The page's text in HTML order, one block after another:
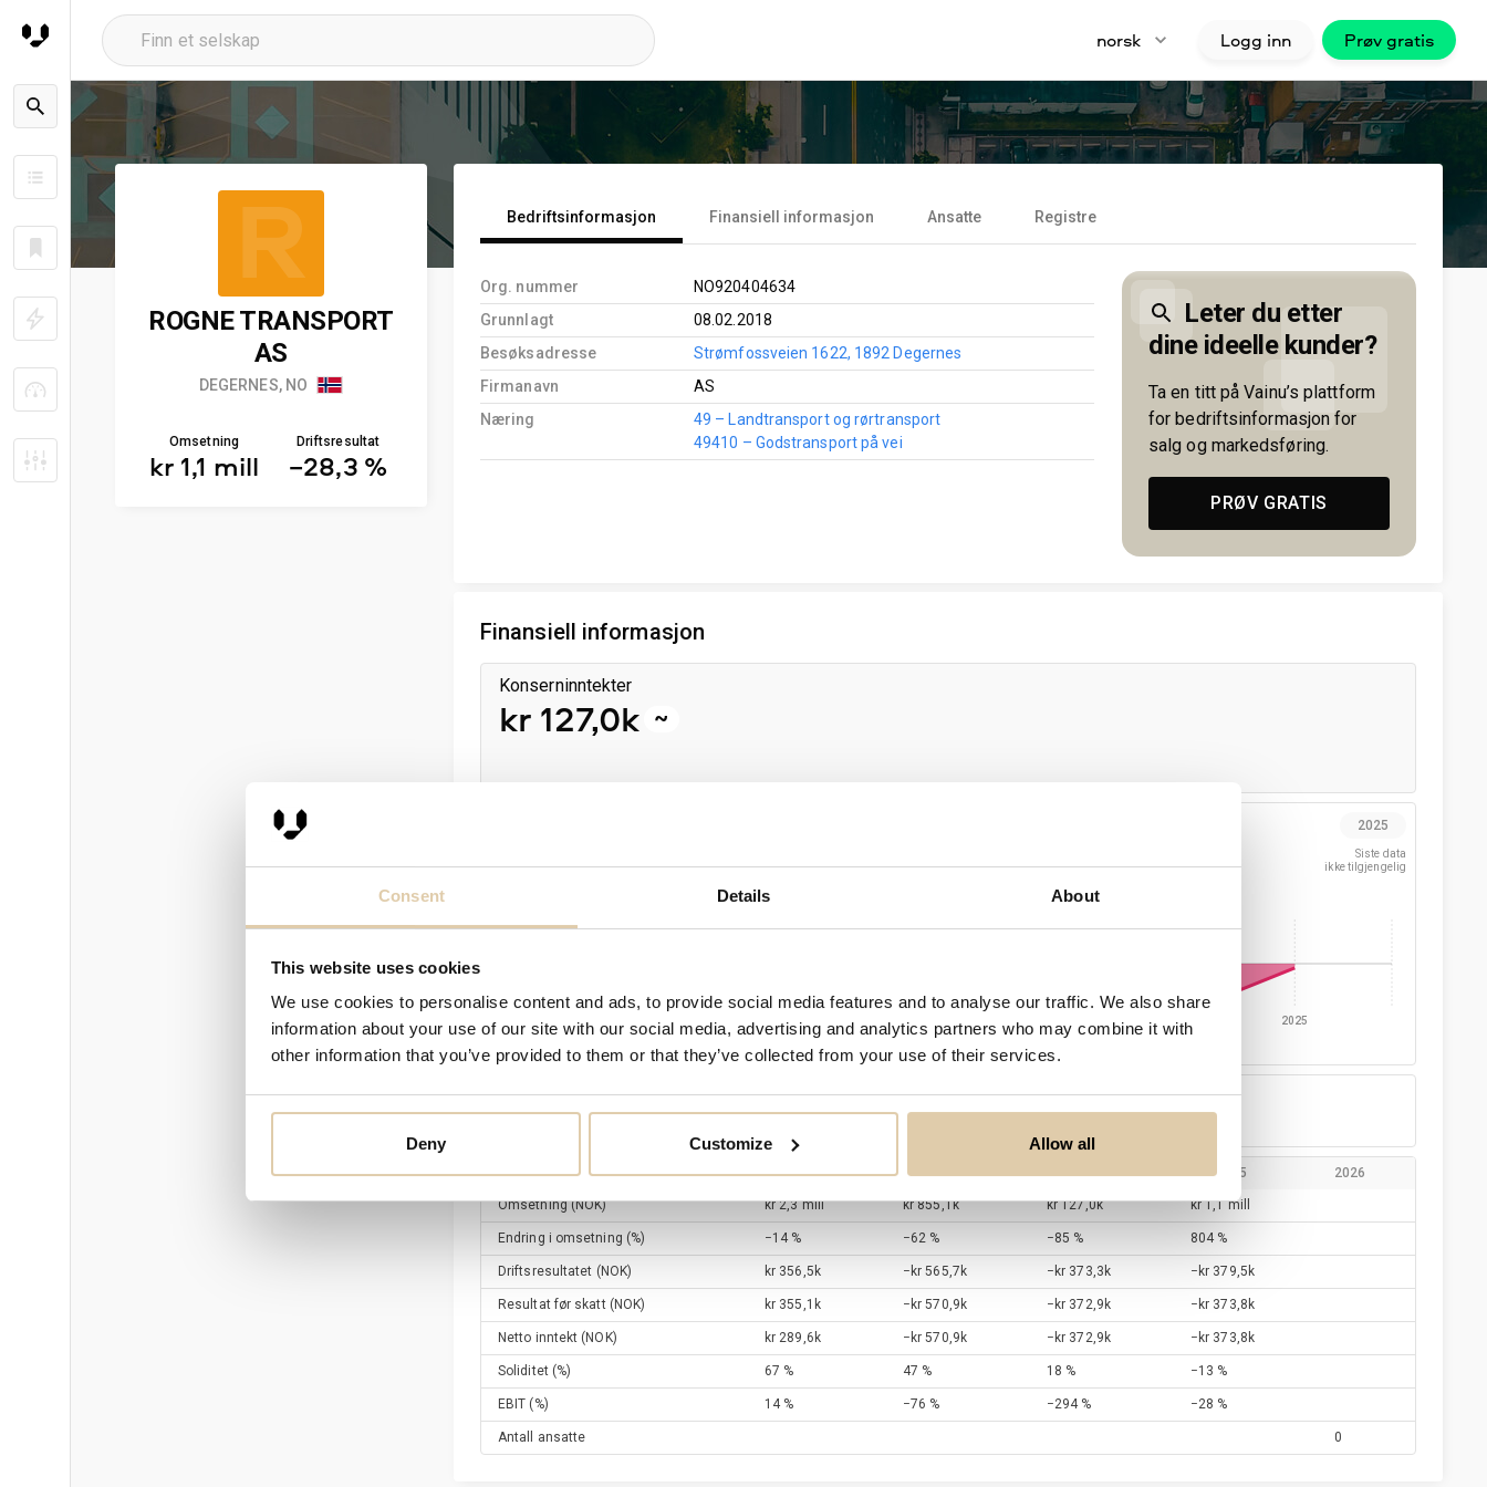
Consent Details About
This website uses cookies
We use cookies to personalise content and ads, to provide social media features and to analyse our traffic. We also share
information about your use of our site with our social media, advertising and analytics partners who may combine it with
other information that you’ve provided to them or that they’ve collected from your use of their services.
Deny Customize Allow all
norsk Logg inn Prøv gratis
R
ROGNE TRANSPORT
AS
DEGERNES, NO
Omsetning
kr 1,1 mill
Driftsresultat
−28,3 %
Bedriftsinformasjon Finansiell informasjon Ansatte Registre
Org. nummer
NO920404634
Grunnlagt
08.02.2018
Besøksadresse
Strømfossveien 1622, 1892 Degernes
Firmanavn
AS
Næring
49 – Landtransport og rørtransport
49410 – Godstransport på vei
Leter du etter
dine ideelle kunder?
Ta en titt på Vainu’s plattform
for bedriftsinformasjon for
salg og markedsføring.
PRØV GRATIS
Finansiell informasjon
Konserninntekter
kr 127,0k ~
kr 1,1 mill
ikke tilgjengelig
2022 2024
0,0
mill
−28,3 %
2025
Siste data
ikke tilgjengelig
2022 2023 2024 2025
-300
Siste regnskapsår
Totale eiendeler
Netto inntekt
Nøkkeltall 12./2022 12./2023 12./2024 12./2025 2026
Omsetning (NOK) kr 2,3 mill kr 855,1k kr 127,0k kr 1,1 mill
Endring i omsetning (%) −14 % −62 % −85 % 804 %
Driftsresultatet (NOK) kr 356,5k −kr 565,7k −kr 373,3k −kr 379,5k
Resultat før skatt (NOK) kr 355,1k −kr 570,9k −kr 372,9k −kr 373,8k
Netto inntekt (NOK) kr 289,6k −kr 570,9k −kr 372,9k −kr 373,8k
Soliditet (%) 67 % 47 % 18 % −13 %
EBIT (%) 14 % −76 % −294 % −28 %
Antall ansatte 0